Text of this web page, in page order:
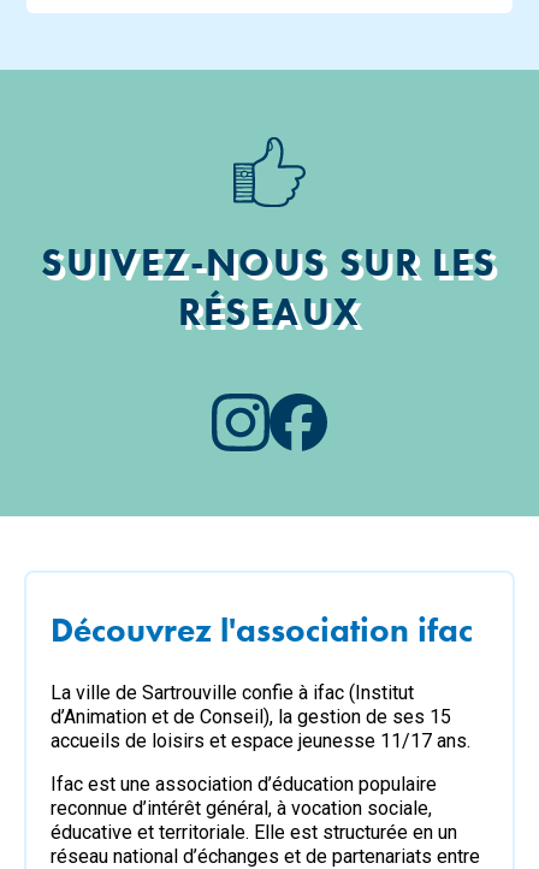
SUIVEZ-NOUS SUR LES
RÉSEAUX
Découvrez l'association ifac
La ville de Sartrouville confie à ifac (Institut
d’Animation et de Conseil), la gestion de ses 15
accueils de loisirs et espace jeunesse 11/17 ans.
Ifac est une association d’éducation populaire
reconnue d’intérêt général, à vocation sociale,
éducative et territoriale. Elle est structurée en un
réseau national d’échanges et de partenariats entre